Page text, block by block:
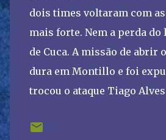
dois times voltaram com
mais forte. Nem a perda
de Cuca. A missão de
dura em Montillo e foi
trocou o ataque Tiago